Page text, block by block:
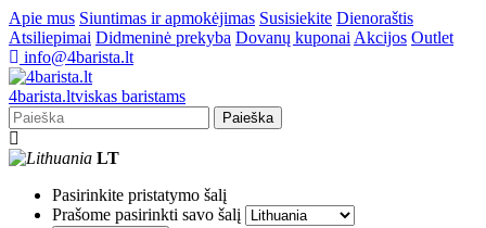
Apie mus Siuntimas ir apmokėjimas Susisiekite Dienoraštis
Atsiliepimai Didmeninė prekyba Dovanų kuponai Akcijos Outlet
info@4barista.lt
4barista.ltviskas baristams
Paieška
LT
Pasirinkite pristatymo šalį
Prašome pasirinkti savo šalį